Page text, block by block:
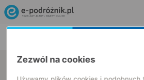
Skierniewice Koluszki
Zezwól na cookies